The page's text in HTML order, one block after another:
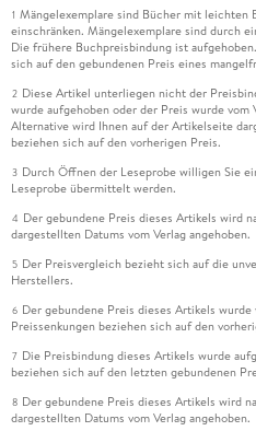
1 Mängelexemplare sind Bücher mit leichten
einschränken. Mängelexemplare sind durch
Die frühere Buchpreisbindung ist
sich auf den gebundenen Preis eines
2 Diese Artikel unterliegen nicht der
wurde aufgehoben oder der Preis wurde
Alternative wird Ihnen auf der Artikelseite
beziehen sich auf den vorherigen Preis.
3 Durch Öffnen der Leseprobe willigen Sie
Leseprobe übermittelt werden.
4 Der gebundene Preis dieses Artikels wird
dargestellten Datums vom Verlag angehoben.
5 Der Preisvergleich bezieht sich auf die
Herstellers.
6 Der gebundene Preis dieses Artikels wurde
Preissenkungen beziehen sich auf den
7 Die Preisbindung dieses Artikels wurde
beziehen sich auf den letzten gebundenen
8 Der gebundene Preis dieses Artikels wird
dargestellten Datums vom Verlag angehoben.